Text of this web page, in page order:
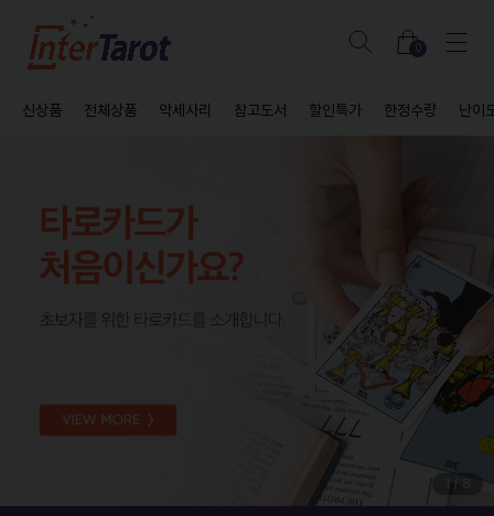
0
신상품 전체상품 악세사리 참고도서 할인특가 한정수량 난이
/ 8